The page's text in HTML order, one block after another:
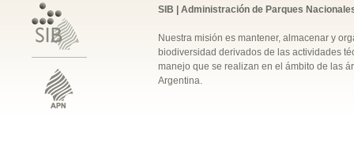
SIB | Administración de Parques
Nuestra misión es mantener, almacenar y
biodiversidad derivados de las actividades
manejo que se realizan en el ámbito de las
Argentina.